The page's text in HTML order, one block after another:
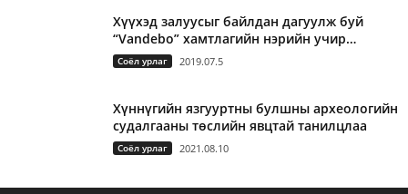
Хүүхэд залуусыг байлдан дагуулж буй
“Vandebo” хамтлагийн нэрийн учир…
Соёл урлаг 2019.07.5
Хүннүгийн язгууртны булшны археологийн
судалгааны төслийн явцтай танилцлаа
Соёл урлаг 2021.08.10